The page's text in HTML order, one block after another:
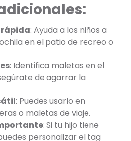
: Ayuda a los niños a
en el patio de recreo o
: Identifica maletas en el
de agarrar la
: Puedes usarlo en
o maletas de viaje.
: Si tu hijo tiene
personalizar el tag